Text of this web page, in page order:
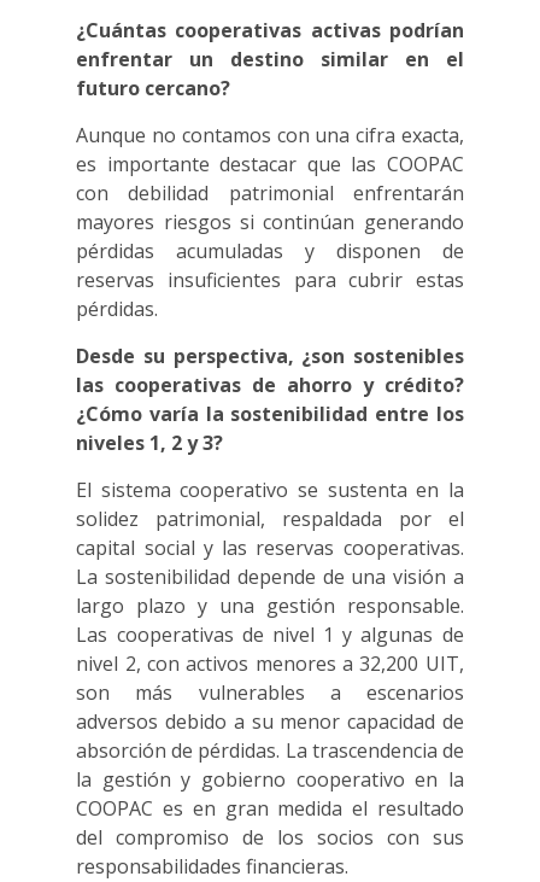
¿Cuántas cooperativas activas podrían
enfrentar un destino similar en el
futuro cercano?
Aunque no contamos con una cifra exacta,
es importante destacar que las COOPAC
con debilidad patrimonial enfrentarán
mayores riesgos si continúan generando
pérdidas acumuladas y disponen de
reservas insuficientes para cubrir estas
pérdidas.
Desde su perspectiva, ¿son sostenibles
las cooperativas de ahorro y crédito?
¿Cómo varía la sostenibilidad entre los
niveles 1, 2 y 3?
El sistema cooperativo se sustenta en la
solidez patrimonial, respaldada por el
capital social y las reservas cooperativas.
La sostenibilidad depende de una visión a
largo plazo y una gestión responsable.
Las cooperativas de nivel 1 y algunas de
nivel 2, con activos menores a 32,200 UIT,
son más vulnerables a escenarios
adversos debido a su menor capacidad de
absorción de pérdidas. La trascendencia de
la gestión y gobierno cooperativo en la
COOPAC es en gran medida el resultado
del compromiso de los socios con sus
responsabilidades financieras.